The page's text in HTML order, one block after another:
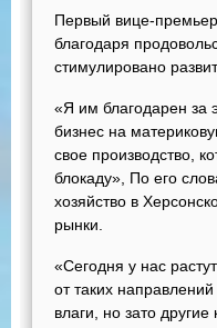
Первый вице-
благодаря
стимулировано
«Я им благодарен за
бизнес на
свое производство,
блокаду», По его
хозяйство в
рынки.
«Сегодня у нас
от таких
влаги, но зато